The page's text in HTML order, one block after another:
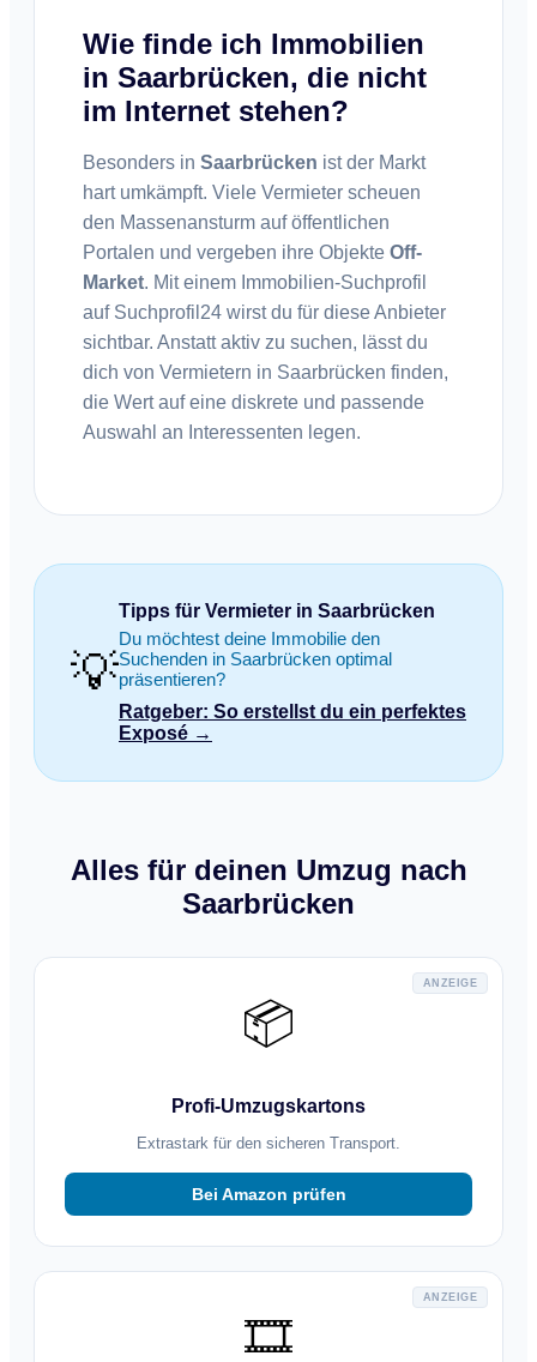
Wie finde ich Immobilien
in Saarbrücken, die nicht
im Internet stehen?
Besonders in Saarbrücken ist der Markt
hart umkämpft. Viele Vermieter scheuen
den Massenansturm auf öffentlichen
Portalen und vergeben ihre Objekte Off-
Market. Mit einem Immobilien-Suchprofil
auf Suchprofil24 wirst du für diese Anbieter
sichtbar. Anstatt aktiv zu suchen, lässt du
dich von Vermietern in Saarbrücken finden,
die Wert auf eine diskrete und passende
Auswahl an Interessenten legen.
💡
Tipps für Vermieter in Saarbrücken
Du möchtest deine Immobilie den
Suchenden in Saarbrücken optimal
präsentieren?
Ratgeber: So erstellst du ein perfektes
Exposé →
Alles für deinen Umzug nach
Saarbrücken
ANZEIGE
📦
Profi-Umzugskartons
Extrastark für den sicheren Transport.
Bei Amazon prüfen
ANZEIGE
🎞️